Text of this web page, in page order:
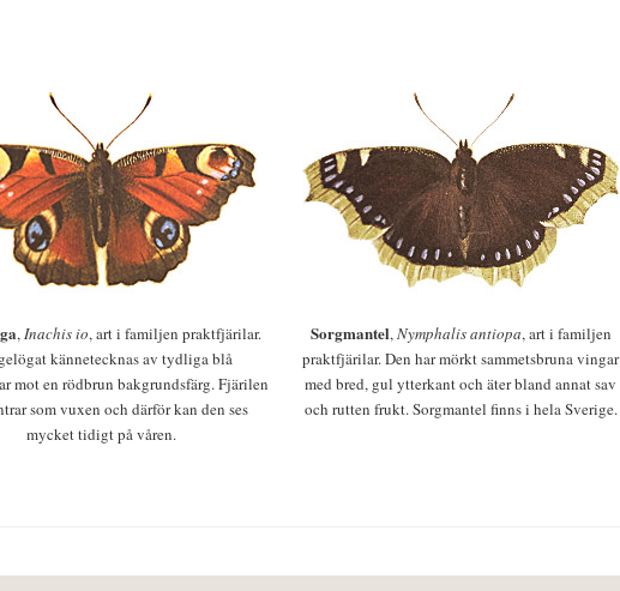
,Inachis io, art i familjen praktfjärilar.
kännetecknas av tydliga blå
mot en rödbrun bakgrundsfärg. Fjärilen
som vuxen och därför kan den ses
mycket tidigt på våren.
Sorgmantel,Nymphalis antiopa, art i familjen
praktfjärilar. Den har mörkt sammetsbruna vingar
med bred, gul ytterkant och äter bland annat sav
och rutten frukt. Sorgmantel finns i hela Sverige.